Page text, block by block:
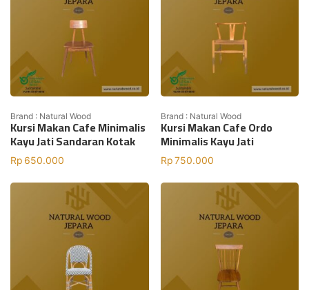
Brand : Natural Wood
Kursi Makan Cafe Minimalis
Kayu Jati Sandaran Kotak
Rp 650.000
Brand : Natural Wood
Kursi Makan Cafe Ordo
Minimalis Kayu Jati
Rp750.000